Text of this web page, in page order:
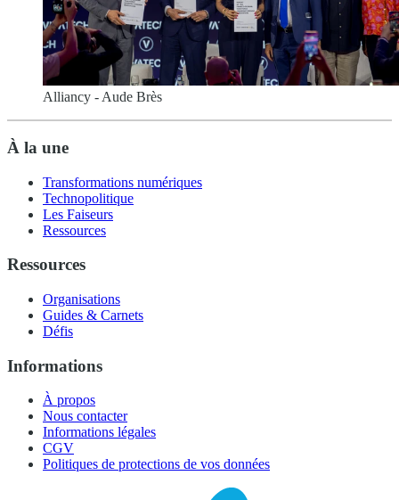
Alliancy - Aude Brès
À la une
Transformations numériques
Technopolitique
Les Faiseurs
Ressources
Ressources
Organisations
Guides & Carnets
Défis
Informations
À propos
Nous contacter
Informations légales
CGV
Politiques de protections de vos données